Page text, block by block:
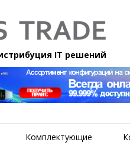
IT решений
Комплектующие